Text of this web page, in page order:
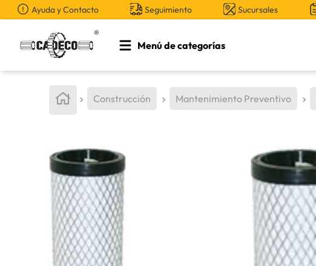
Ayuda y Contacto Seguimiento Sucursales
Menú de categorías
Construcción Mantenimiento Preventivo
TÉRMINOS MÁS BUSCADOS
4.
5.
6.
7.
8
9.